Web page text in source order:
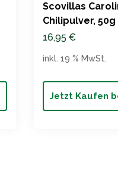
Scovillas
Chilipulver, 50g
16,95 €
Jetzt Kaufen
inkl. 19 % MwSt.